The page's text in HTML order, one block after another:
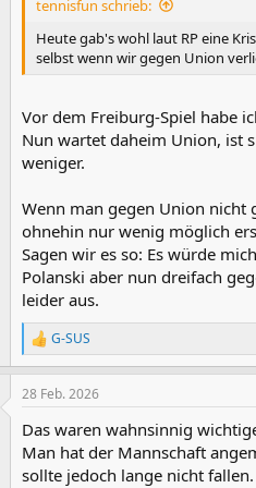
tennisfun schrieb:
Heute gab's wohl laut RP eine
selbst wenn wir gegen Union
Vor dem Freiburg-Spiel habe
Nun wartet daheim Union, ist
weniger.
Wenn man gegen Union nicht
ohnehin nur wenig möglich
Sagen wir es so: Es würde
Polanski aber nun dreifach
leider aus.
R
e
a
k
i
o
G-SUS
28 Feb. 2026
Das waren wahnsinnig
Man hat der Mannschaft
sollte jedoch lange nicht fallen.